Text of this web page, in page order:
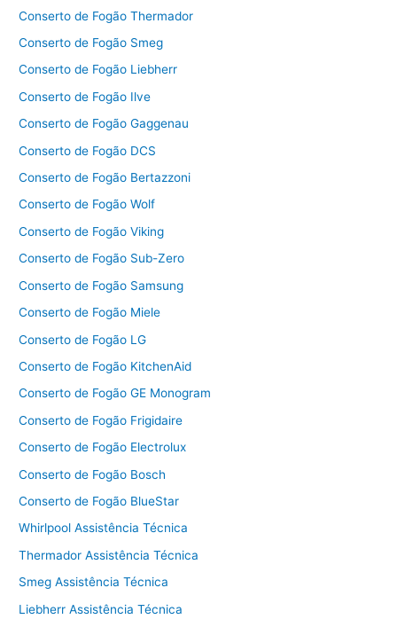
Conserto de Fogão Thermador
Conserto de Fogão Smeg
Conserto de Fogão Liebherr
Conserto de Fogão Ilve
Conserto de Fogão Gaggenau
Conserto de Fogão DCS
Conserto de Fogão Bertazzoni
Conserto de Fogão Wolf
Conserto de Fogão Viking
Conserto de Fogão Sub-Zero
Conserto de Fogão Samsung
Conserto de Fogão Miele
Conserto de Fogão LG
Conserto de Fogão KitchenAid
Conserto de Fogão GE Monogram
Conserto de Fogão Frigidaire
Conserto de Fogão Electrolux
Conserto de Fogão Bosch
Conserto de Fogão BlueStar
Whirlpool Assistência Técnica
Thermador Assistência Técnica
Smeg Assistência Técnica
Liebherr Assistência Técnica